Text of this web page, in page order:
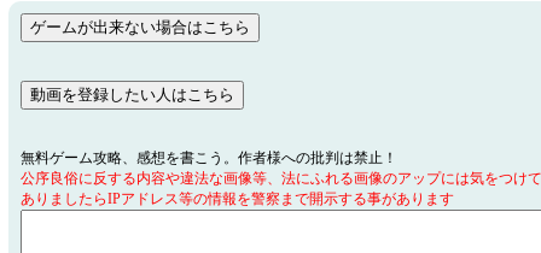
無料ゲーム攻略、感想を書こう。作者様への批判は禁止！
公序良俗に反する内容や違法な画像等、法にふれる画像のアップには気をつけ
ありましたらIPアドレス等の情報を警察まで開示する事があります